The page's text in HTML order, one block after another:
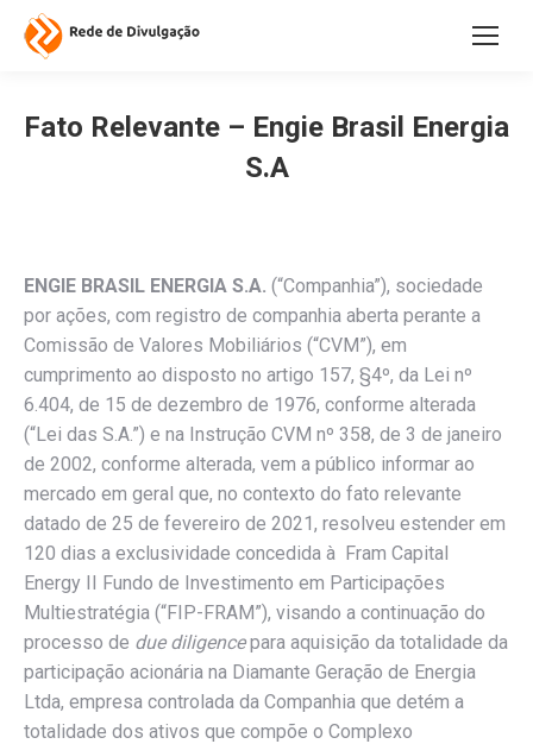
Fato Relevante – Engie Brasil Energia
S.A
ENGIE BRASIL ENERGIA S.A. (“Companhia”), sociedade
por ações, com registro de companhia aberta perante a
Comissão de Valores Mobiliários (“CVM”), em
cumprimento ao disposto no artigo 157, §4º, da Lei nº
6.404, de 15 de dezembro de 1976, conforme alterada
(“Lei das S.A.”) e na Instrução CVM nº 358, de 3 de janeiro
de 2002, conforme alterada, vem a público informar ao
mercado em geral que, no contexto do fato relevante
datado de 25 de fevereiro de 2021, resolveu estender em
120 dias a exclusividade concedida à Fram Capital
Energy II Fundo de Investimento em Participações
Multiestratégia (“FIP-FRAM”), visando a continuação do
processo de due diligencepara aquisição da totalidade da
participação acionária na Diamante Geração de Energia
Ltda, empresa controlada da Companhia que detém a
totalidade dos ativos que compõe o Complexo